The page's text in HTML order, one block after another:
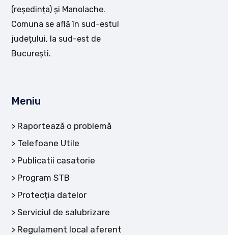
(reședința) și Manolache.
Comuna se află în sud-estul
județului, la sud-est de
București.
Meniu
Raportează o problemă
Telefoane Utile
Publicatii casatorie
Program STB
Protecția datelor
Serviciul de salubrizare
Regulament local aferent